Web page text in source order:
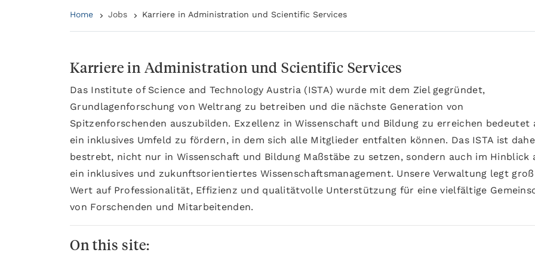
Home Jobs Karriere in Administration und Scientific Services
Karriere in Administration und Scientific Services
Das Institute of Science and Technology Austria (ISTA) wurde mit dem Ziel gegründet,
Grundlagenforschung von Weltrang zu betreiben und die nächste Generation von
Spitzenforschenden auszubilden. Exzellenz in Wissenschaft und Bildung zu erreichen bedeutet
ein inklusives Umfeld zu fördern, in dem sich alle Mitglieder entfalten können. Das ISTA ist
bestrebt, nicht nur in Wissenschaft und Bildung Maßstäbe zu setzen, sondern auch im Hinblick
ein inklusives und zukunftsorientiertes Wissenschaftsmanagement. Unsere Verwaltung legt
Wert auf Professionalität, Effizienz und qualitätvolle Unterstützung für eine vielfältige
von Forschenden und Mitarbeitenden.
On this site: